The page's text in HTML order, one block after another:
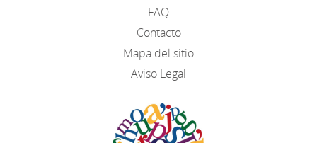
FAQ
Contacto
Mapa del sitio
Aviso Legal